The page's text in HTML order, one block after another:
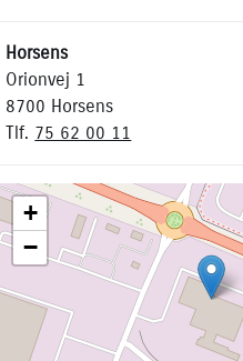
Horsens
Orionvej 1
8700 Horsens
Tlf. 75 62 00 11